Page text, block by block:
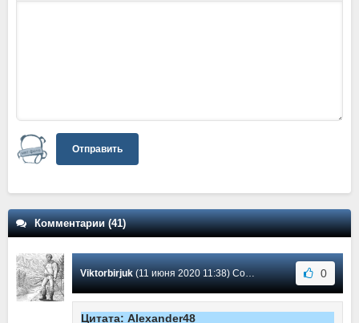
Отправить
Комментарии (41)
Viktorbirjuk(11 июня 2020 11:38) Сообщение #41 0
Цитата: Alexander48